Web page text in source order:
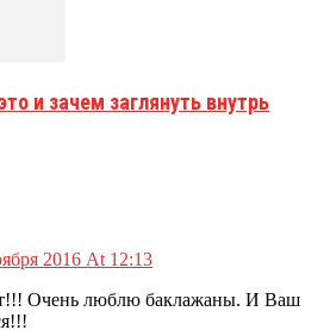
и зачем заглянуть внутрь
2016 At 12:13
Очень люблю баклажаны. И Ваш